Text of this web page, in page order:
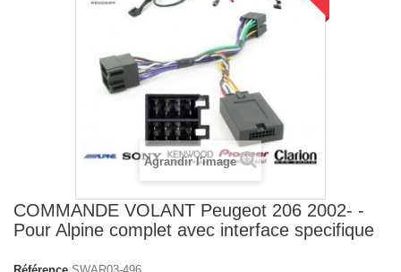
Agrandir l'image
COMMANDE VOLANT Peugeot 206 2002- -
Pour Alpine complet avec interface specifique